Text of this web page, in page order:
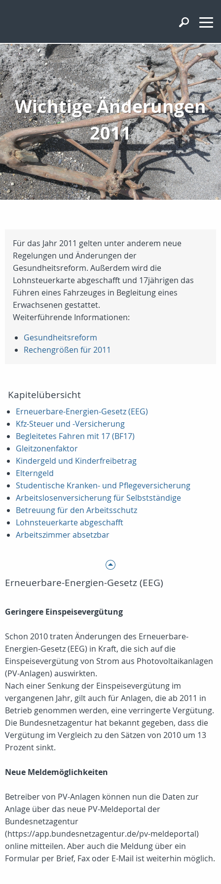
Wichtige Änderungen
2011
Für das Jahr 2011 gelten unter anderem neue
Regelungen und Änderungen der
Gesundheitsreform. Außerdem wird die
Lohnsteuerkarte abgeschafft und 17jährigen das
Führen eines Fahrzeuges in Begleitung eines
Erwachsenen gestattet.
Weiterführende Informationen:
Gesundheitsreform
Rechengrößen für 2011
Kapitelübersicht
Erneuerbare-Energien-Gesetz (EEG)
Kfz-Steuer und -Versicherung
Begleitetes Fahren mit 17 (BF17)
Gleitzonenfaktor
Kindergeld und Kinderfreibetrag
Elterngeld
Studentische Kranken- und Pflegeversicherung
Arbeitslosenversicherung für Selbstständige
Betreuung für den Arbeitsschutz
Lohnsteuerkarte abgeschafft
Arbeitszimmer absetzbar
Erneuerbare-Energien-Gesetz (EEG)
Geringere Einspeisevergütung
Schon 2010 traten Änderungen des Erneuerbare-
Energien-Gesetz (EEG) in Kraft, die sich auf die
Einspeisevergütung von Strom aus Photovoltaikanlagen
(PV-Anlagen) auswirkten.
Nach einer Senkung der Einspeisevergütung im
vergangenen Jahr, gilt auch für Anlagen, die ab 2011 in
Betrieb genommen werden, eine verringerte Vergütung.
Die Bundesnetzagentur hat bekannt gegeben, dass die
Vergütung im Vergleich zu den Sätzen von 2010 um 13
Prozent sinkt.
Neue Meldemöglichkeiten
Betreiber von PV-Anlagen können nun die Daten zur
Anlage über das neue PV-Meldeportal der
Bundesnetzagentur
(https://app.bundesnetzagentur.de/pv-meldeportal)
online mitteilen. Aber auch die Meldung über ein
Formular per Brief, Fax oder E-Mail ist weiterhin möglich.